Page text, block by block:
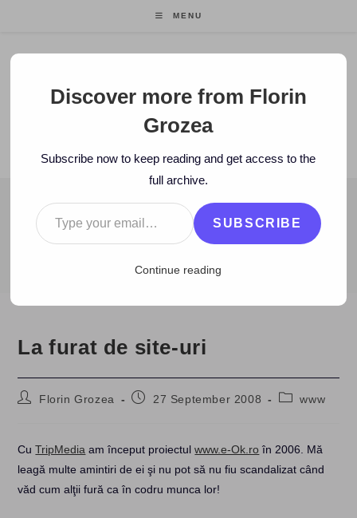
MENU
Florin Grozea
ENTREPRENEUR. FOUNDER/CEO MOCAPP.
BLOG
2008 > September > 27 > www > La furat de site-uri
La furat de site-uri
PostFlorin Grozea
Post27 September 2008
Postwww
CuTripMedia am început proiectulwww.e-Ok.ro în 2006. Mă
leagă multe amintiri de ei şi nu pot să nu fiu scandalizat când
văd cum alţii fură ca în codru munca lor!
Discover more from Florin
Grozea
Subscribe now to keep reading and get access to the
full archive.
Type your email…
SUBSCRIBE
Continue reading